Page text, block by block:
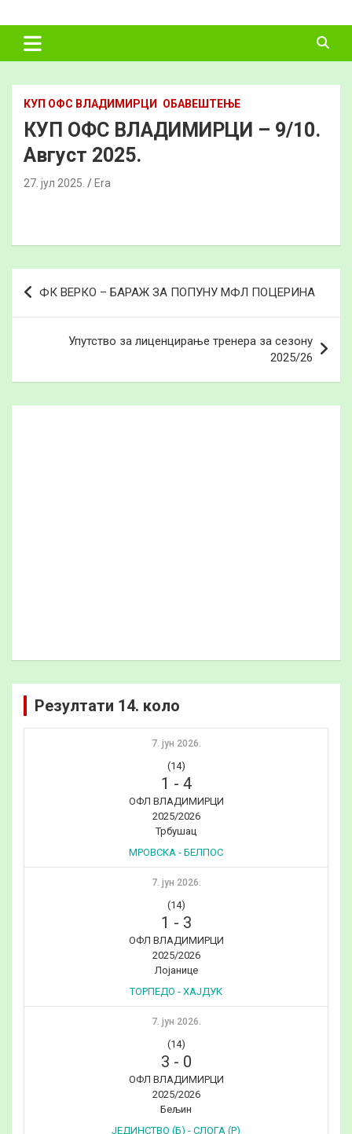
to
content
ФУДБАЛСКИ
САВЕЗ
ВЛАДИМИРЦИ
КУП ОФС ВЛАДИМИРЦИ ОБАВЕШТЕЊЕ
КУП ОФС ВЛАДИМИРЦИ – 9/10.
Август 2025.
27. јул 2025. Era
Кретање
чланка
ФК ВЕРКО – БАРАЖ ЗА ПОПУНУ МФЛ ПОЦЕРИНА
Упутство за лиценцирање тренера за сезону
2025/26
Резултати 14. коло
7. јун 2026.
(14)
1 - 4
ОФЛ ВЛАДИМИРЦИ
2025/2026
Трбушац
МРОВСКА - БЕЛПОС
7. јун 2026.
(14)
1 - 3
ОФЛ ВЛАДИМИРЦИ
2025/2026
Лојанице
ТОРПЕДО - ХАЈДУК
7. јун 2026.
(14)
3 - 0
ОФЛ ВЛАДИМИРЦИ
2025/2026
Бељин
ЈЕДИНСТВО (Б) - СЛОГА (Р)